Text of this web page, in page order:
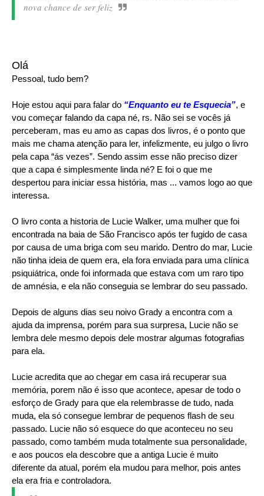
nova chance de ser feliz
Olá
Pessoal, tudo bem?
Hoje estou aqui para falar do “Enquanto eu te Esquecia”, e
vou começar falando da capa né, rs. Não sei se vocês já
perceberam, mas eu amo as capas dos livros, é o ponto que
mais me chama atenção para ler, infelizmente, eu julgo o livro
pela capa “ás vezes”. Sendo assim esse não preciso dizer
que a capa é simplesmente linda né? E foi o que me
despertou para iniciar essa história, mas ... vamos logo ao que
interessa.
O livro conta a historia de Lucie Walker, uma mulher que foi
encontrada na baia de São Francisco após ter fugido de casa
por causa de uma briga com seu marido. Dentro do mar, Lucie
não tinha ideia de quem era, ela fora enviada para uma clínica
psiquiátrica, onde foi informada que estava com um raro tipo
de amnésia, e ela não conseguia se lembrar do seu passado.
Depois de alguns dias seu noivo Grady a encontra com a
ajuda da imprensa, porém para sua surpresa, Lucie não se
lembra dele mesmo depois dele mostrar algumas fotografias
para ela.
Lucie acredita que ao chegar em casa irá recuperar sua
memória, porem não é isso que acontece, apesar de todo o
esforço de Grady para que ela relembrasse de tudo, nada
muda, ela só consegue lembrar de pequenos flash de seu
passado. Lucie não só esquece do que aconteceu no seu
passado, como também muda totalmente sua personalidade,
e aos poucos ela descobre que a antiga Lucie é muito
diferente da atual, porém ela mudou para melhor, pois antes
ela era fria e controladora.